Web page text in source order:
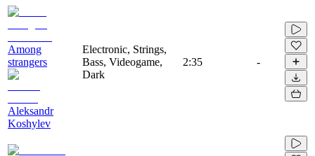
Among
strangers
Aleksandr
Koshylev
Electronic, Strings,
Bass, Videogame,
Dark
2:35 -